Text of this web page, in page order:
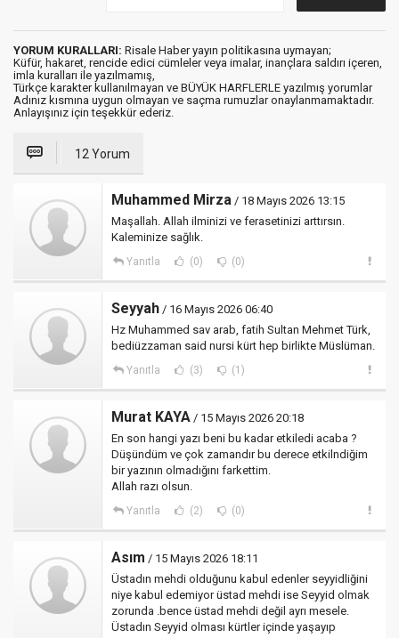
YORUM KURALLARI: Risale Haber yayın politikasına uymayan;
Küfür, hakaret, rencide edici cümleler veya imalar, inançlara saldırı içeren,
imla kuralları ile yazılmamış,
Türkçe karakter kullanılmayan ve BÜYÜK HARFLERLE yazılmış yorumlar
Adınız kısmına uygun olmayan ve saçma rumuzlar onaylanmamaktadır.
Anlayışınız için teşekkür ederiz.
12 Yorum
Muhammed Mirza / 18 Mayıs 2026 13:15
Maşallah. Allah ilminizi ve ferasetinizi arttırsın.
Kaleminize sağlık.
Yanıtla (0) (0)
Seyyah / 16 Mayıs 2026 06:40
Hz Muhammed sav arab, fatih Sultan Mehmet Türk,
bediüzzaman said nursi kürt hep birlikte Müslüman.
Yanıtla (3) (1)
Murat KAYA / 15 Mayıs 2026 20:18
En son hangi yazı beni bu kadar etkiledi acaba ?
Düşündüm ve çok zamandır bu derece etkilndiğim
bir yazının olmadığını farkettim.
Allah razı olsun.
Yanıtla (2) (0)
Asım / 15 Mayıs 2026 18:11
Üstadın mehdi olduğunu kabul edenler seyyidliğini
niye kabul edemiyor üstad mehdi ise Seyyid olmak
zorunda .bence üstad mehdi değil ayrı mesele.
Üstadın Seyyid olması kürtler içinde yaşayıp